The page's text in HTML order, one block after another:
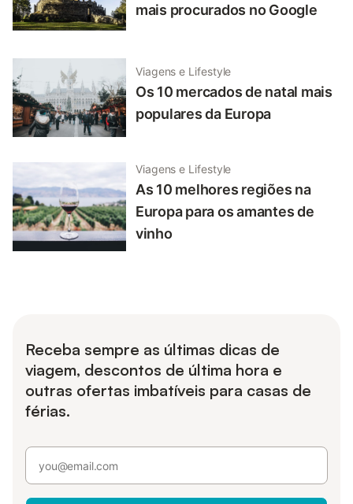
mais procurados no Google
Viagens e Lifestyle
Os 10 mercados de natal mais
populares da Europa
Viagens e Lifestyle
As 10 melhores regiões na
Europa para os amantes de
vinho
Receba sempre as últimas dicas de
viagem, descontos de última hora e
outras ofertas imbatíveis para casas de
férias.